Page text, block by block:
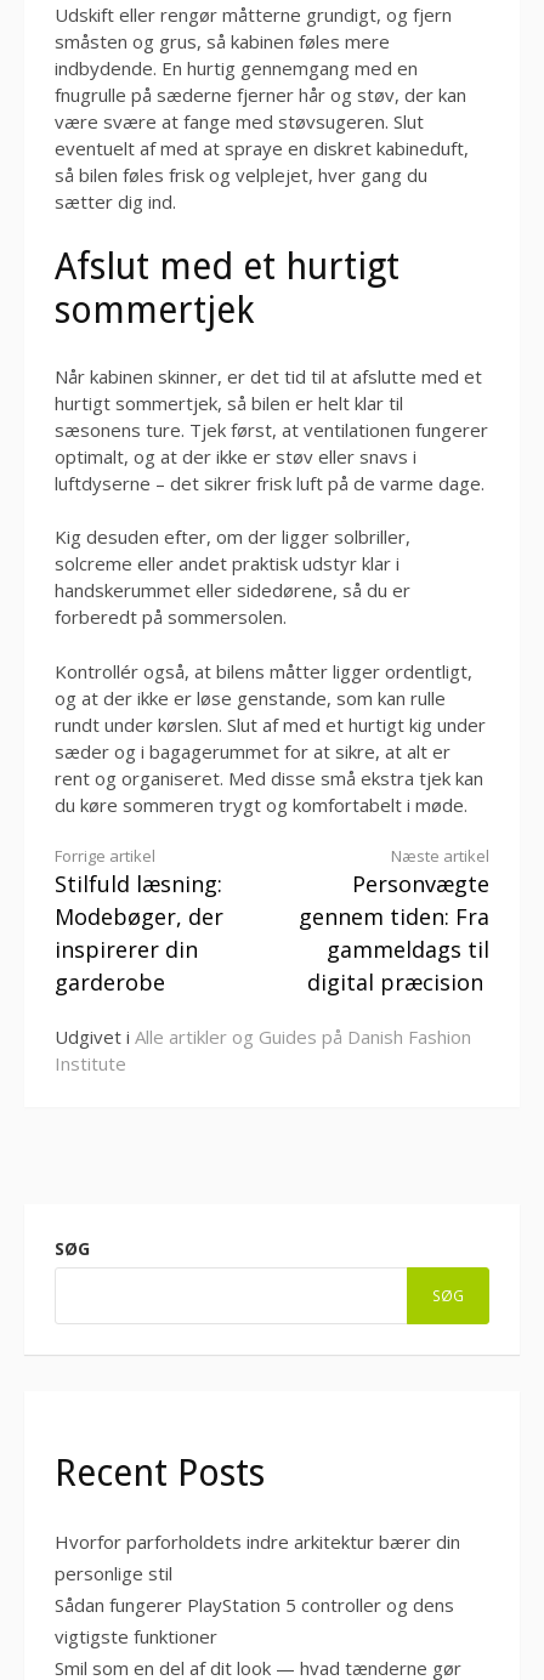
Udskift eller rengør måtterne grundigt, og fjern
småsten og grus, så kabinen føles mere
indbydende. En hurtig gennemgang med en
fnugrulle på sæderne fjerner hår og støv, der kan
være svære at fange med støvsugeren. Slut
eventuelt af med at spraye en diskret kabineduft,
så bilen føles frisk og velplejet, hver gang du
sætter dig ind.
Afslut med et hurtigt
sommertjek
Når kabinen skinner, er det tid til at afslutte med et
hurtigt sommertjek, så bilen er helt klar til
sæsonens ture. Tjek først, at ventilationen fungerer
optimalt, og at der ikke er støv eller snavs i
luftdyserne – det sikrer frisk luft på de varme dage.
Kig desuden efter, om der ligger solbriller,
solcreme eller andet praktisk udstyr klar i
handskerummet eller sidedørene, så du er
forberedt på sommersolen.
Kontrollér også, at bilens måtter ligger ordentligt,
og at der ikke er løse genstande, som kan rulle
rundt under kørslen. Slut af med et hurtigt kig under
sæder og i bagagerummet for at sikre, at alt er
rent og organiseret. Med disse små ekstra tjek kan
du køre sommeren trygt og komfortabelt i møde.
Læs
videre
Forrige artikel
Stilfuld læsning:
Modebøger, der
inspirerer din
garderobe
Næste artikel
Personvægte
gennem tiden: Fra
gammeldags til
digital præcision
Udgivet i Alle artikler og Guides på Danish Fashion
Institute
SØG
SØG
Recent Posts
Hvorfor parforholdets indre arkitektur bærer din
personlige stil
Sådan fungerer PlayStation 5 controller og dens
vigtigste funktioner
Smil som en del af dit look — hvad tænderne gør